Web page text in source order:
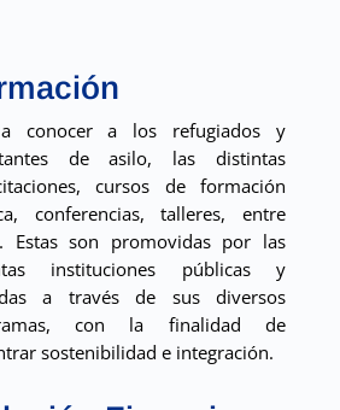
conocer a los refugiados y
de asilo, las distintas
cursos de formación
conferencias, talleres, entre
Estas son promovidas por las
instituciones públicas y
a través de sus diversos
con la finalidad de
sostenibilidad e integración.